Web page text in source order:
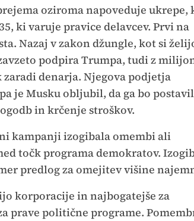
oziroma napoveduje ukrepe,
ki varuje pravice delavcev. Prvi na
Nazaj v zakon džungle, kot si
podpira Trumpa, tudi z
denarja. Njegova podjetja
je Musku obljubil, da ga bo
in krčenje stroškov.
kampanji izogibala omembi ali
točk programa demokratov.
predlog za omejitev višine
korporacije in najbogatejše za
prave politične programe.